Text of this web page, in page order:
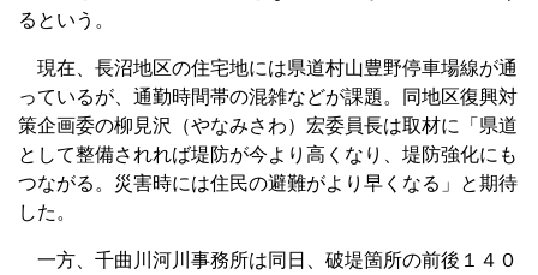
るという。
現在、長沼地区の住宅地には県道村山豊野停車場線が通
っているが、通勤時間帯の混雑などが課題。同地区復興対
策企画委の柳見沢（やなみさわ）宏委員長は取材に「県道
として整備されれば堤防が今より高くなり、堤防強化にも
つながる。災害時には住民の避難がより早くなる」と期待
した。
一方、千曲川河川事務所は同日、破堤箇所の前後１４０